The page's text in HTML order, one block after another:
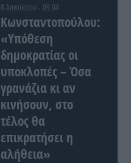
8 Αυγούστου - 09:04
Κωνσταντοπούλου:
«Υπόθεση
δημοκρατίας οι
υποκλοπές – Όσα
γρανάζια κι αν
κινήσουν, στο
τέλος θα
επικρατήσει η
αλήθεια»